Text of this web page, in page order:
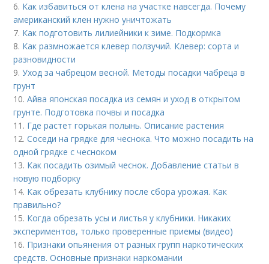
6. Как избавиться от клена на участке навсегда. Почему
американский клен нужно уничтожать
7. Как подготовить лилиейники к зиме. Подкормка
8. Как размножается клевер ползучий. Клевер: сорта и
разновидности
9.Уход за чабрецом весной. Методы посадки чабреца в
грунт
10.Айва японская посадка из семян и уход в открытом
грунте. Подготовка почвы и посадка
11. Где растет горькая полынь. Описание растения
12.Соседи на грядке для чеснока. Что можно посадить на
одной грядке с чесноком
13. Как посадить озимый чеснок. Добавление статьи в
новую подборку
14. Как обрезать клубнику после сбора урожая. Как
правильно?
15. Когда обрезать усы и листья у клубники. Никаких
экспериментов, только проверенные приемы (видео)
16. Признаки опьянения от разных групп наркотических
средств. Основные признаки наркомании